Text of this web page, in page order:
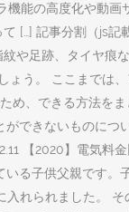
の高度化や動
[…] 記事分割（js
や足跡、タイヤ
う。 ここまでは
、できる方法を
できないものに
【2020】電気料
る子供父親です
れられました。